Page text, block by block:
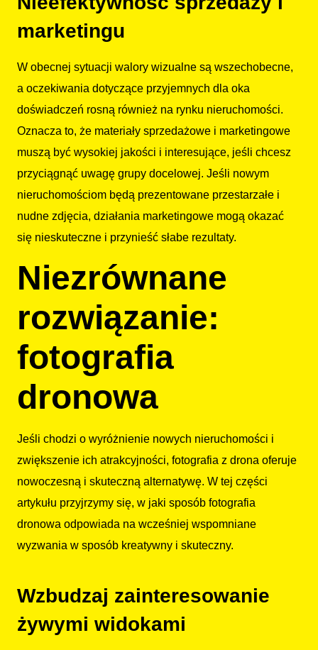
marketingu
W obecnej sytuacji walory wizualne są wszechobecne,
a oczekiwania dotyczące przyjemnych dla oka
doświadczeń rosną również na rynku nieruchomości.
Oznacza to, że materiały sprzedażowe i marketingowe
muszą być wysokiej jakości i interesujące, jeśli chcesz
przyciągnąć uwagę grupy docelowej. Jeśli nowym
nieruchomościom będą prezentowane przestarzałe i
nudne zdjęcia, działania marketingowe mogą okazać
się nieskuteczne i przynieść słabe rezultaty.
Niezrównane
rozwiązanie:
fotografia
dronowa
Jeśli chodzi o wyróżnienie nowych nieruchomości i
zwiększenie ich atrakcyjności, fotografia z drona oferuje
nowoczesną i skuteczną alternatywę. W tej części
artykułu przyjrzymy się, w jaki sposób fotografia
dronowa odpowiada na wcześniej wspomniane
wyzwania w sposób kreatywny i skuteczny.
Wzbudzaj zainteresowanie
żywymi widokami